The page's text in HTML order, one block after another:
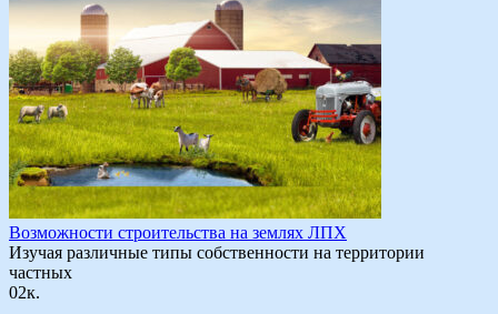
Возможности строительства на землях ЛПХ
Изучая различные типы собственности на территории
частных
02к.